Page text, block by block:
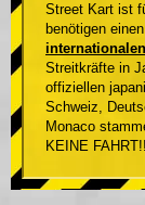
Street Kart ist
benötigen
Streitkräfte in
offiziellen
Schweiz,
Monaco
KEINE FAHRT!!